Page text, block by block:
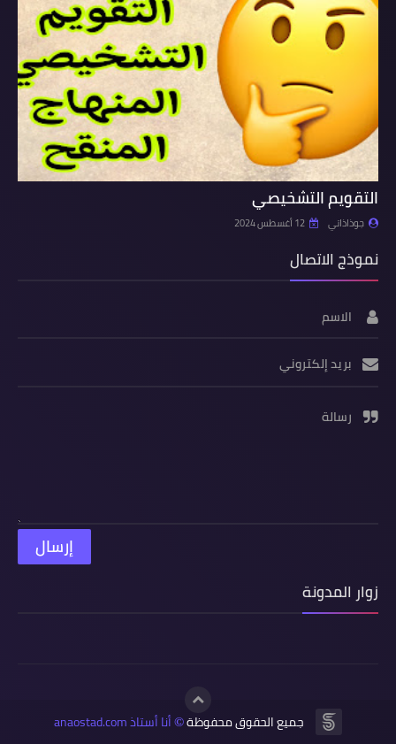
التقويم التشخيصي
جوذاذاتي 12 أغسطس 2024
نموذج الاتصال
الاسم
بريد إلكتروني
رسالة
زوار المدونة
جميع الحقوق محفوظة© أنا أستاذ anaostad.com